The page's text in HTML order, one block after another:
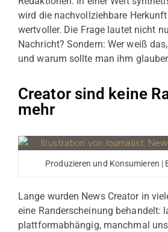
wird die nachvollziehbare
wertvoller. Die Frage lautet nicht
Nachricht? Sondern: Wer weiß
und warum sollte man ihm
Creator sind keine
mehr
Produzieren und Konsumieren |
Lange wurden News Creator in
eine Randerscheinung behandelt:
plattformabhängig, manchmal